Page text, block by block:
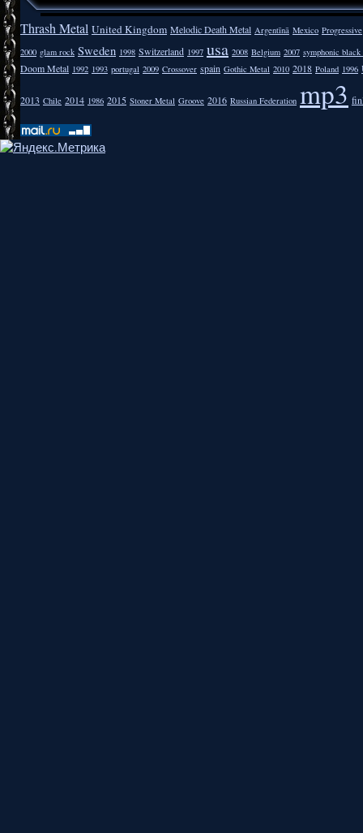
Thrash Metal United Kingdom Melodic Death Metal Argentīnā Mexico Progressive
2000 glam rock Sweden 1998 Switzerland 1997 usa 2008 Belgium 2007 symphonic
Doom Metal 1992 1993 portugal 2009 Crossover spain Gothic Metal 2010 2018 Poland 1996
2013 Chile 2014 1986 2015 Stoner Metal Groove 2016 Russian Federation mp3